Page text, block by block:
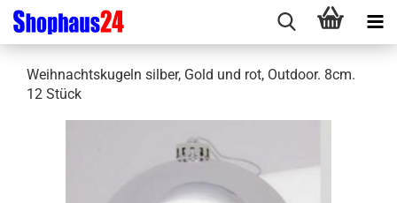
Weihnachtskugeln silber, Gold und rot, Outdoor. 8cm.
12 Stück